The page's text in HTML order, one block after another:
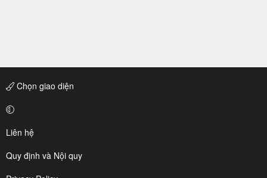
Chọn giao diện
Liên hệ
Quy định và Nội quy